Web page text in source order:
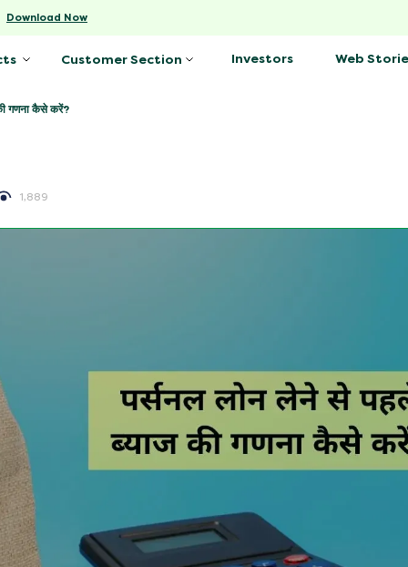
गणना कैसे करें?
1,889
Download Now
Customer Section Investors Web